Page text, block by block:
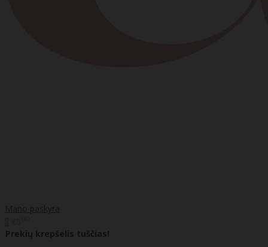
Mano paskyra
Prekių krepšelis tuščias!